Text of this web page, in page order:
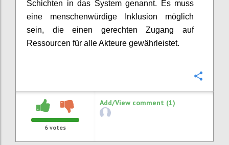
Schichten in das System genannt. Es muss
eine menschenwürdige Inklusion möglich
sein, dieeinen gerechtenZugang auf
Ressourcen für alle Akteure gewährleistet.
6 votes
Add/View comment (1)